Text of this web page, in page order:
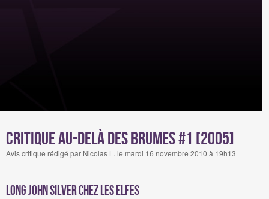
Critique Au-delà des brumes #1 [2005]
Avis critique rédigé par Nicolas L. le mardi 16 novembre 2010 à 19h13
Long John Silver chez les elfes